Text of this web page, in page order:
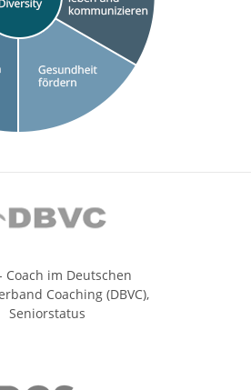
Coach im Deutschen
Coaching (DBVC),
Seniorstatus